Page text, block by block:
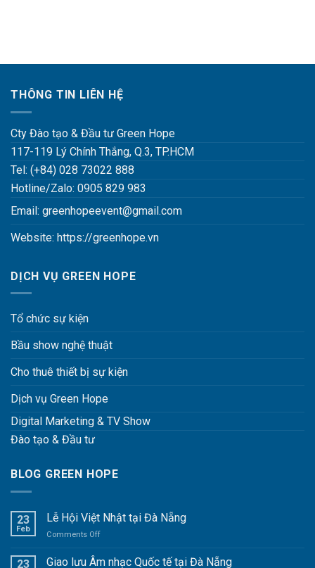
THÔNG TIN LIÊN HỆ
Cty Đào tạo & Đầu tư Green Hope
117-119 Lý Chính Thắng, Q.3, TP.HCM
Tel: (+84) 028 73022 888
Hotline/Zalo: 0905 829 983
Email: greenhopeevent@gmail.com
Website: https://greenhope.vn
DỊCH VỤ GREEN HOPE
Tổ chức sự kiện
Bầu show nghệ thuật
Cho thuê thiết bị sự kiện
Dịch vụ Green Hope
Digital Marketing & TV Show
Đào tạo & Đầu tư
BLOG GREEN HOPE
23
Feb
Lễ Hội Việt Nhật tại Đà Nẵng
Comments Off
Hội
23 Giao lưu Âm nhạc Quốc tế tại Đà Nẵng